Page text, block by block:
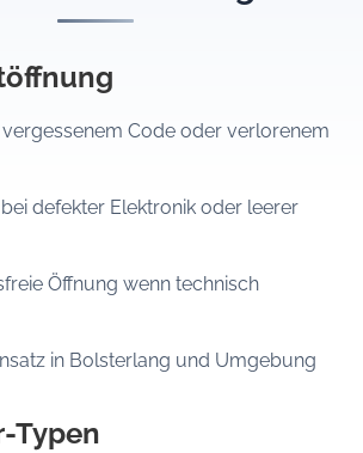
Code oder verlorenem
defekter Elektronik oder leerer
Öffnung wenn technisch
in Bolsterlang und Umgebung
Typen